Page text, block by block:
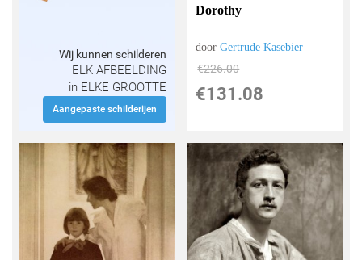
Wij kunnen schilderen
ELK AFBEELDING
in ELKE GROOTTE
Aangepaste schilderijen
Dorothy
doorGertrude Kasebier
€226.00
€131.08